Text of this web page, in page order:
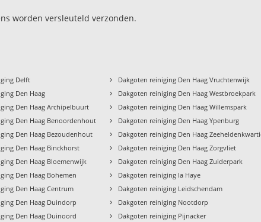
worden versleuteld verzonden.
Delft
Den Haag
Den Haag Archipelbuurt
Den Haag Benoordenhout
Den Haag Bezoudenhout
Den Haag Binckhorst
Den Haag Bloemenwijk
Den Haag Bohemen
Den Haag Centrum
Den Haag Duindorp
Den Haag Duinoord
› Dakgoten reiniging Den Haag Vruchtenwijk
› Dakgoten reiniging Den Haag Westbroekpark
› Dakgoten reiniging Den Haag Willemspark
› Dakgoten reiniging Den Haag Ypenburg
› Dakgoten reiniging Den Haag
› Dakgoten reiniging Den Haag Zorgvliet
› Dakgoten reiniging Den Haag Zuiderpark
› Dakgoten reiniging la Haye
› Dakgoten reiniging Leidschendam
› Dakgoten reiniging Nootdorp
› Dakgoten reiniging Pijnacker